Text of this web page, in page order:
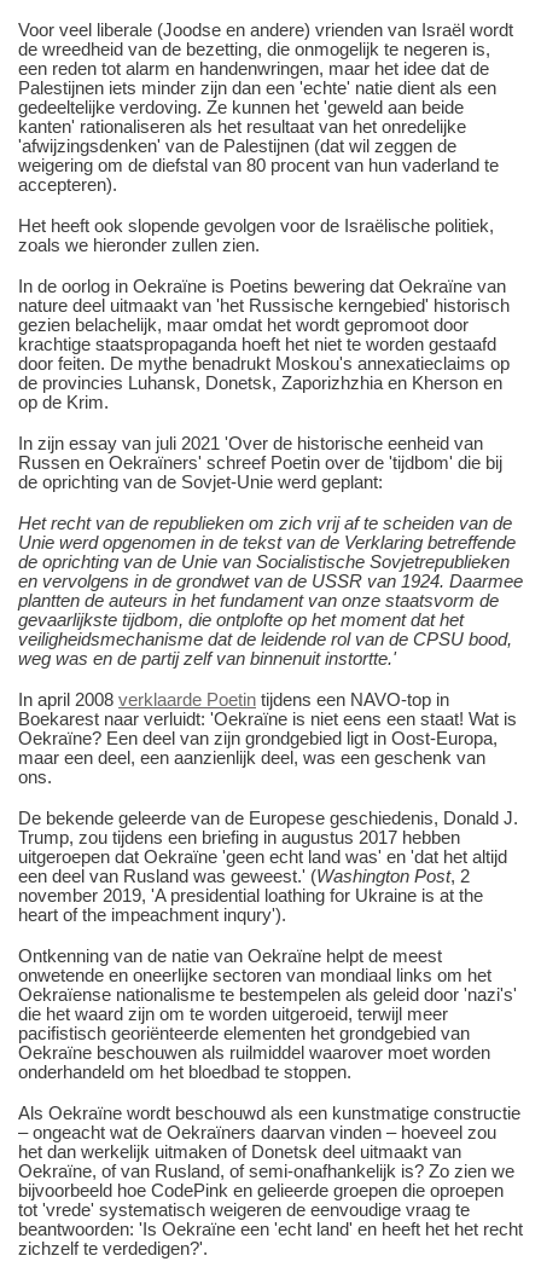
Voor veel liberale (Joodse en andere) vrienden van Israël wordt
de wreedheid van de bezetting, die onmogelijk te negeren is,
een reden tot alarm en handenwringen, maar het idee dat de
Palestijnen iets minder zijn dan een 'echte' natie dient als een
gedeeltelijke verdoving. Ze kunnen het 'geweld aan beide
kanten' rationaliseren als het resultaat van het onredelijke
'afwijzingsdenken' van de Palestijnen (dat wil zeggen de
weigering om de diefstal van 80 procent van hun vaderland te
accepteren).
Het heeft ook slopende gevolgen voor de Israëlische politiek,
zoals we hieronder zullen zien.
In de oorlog in Oekraïne is Poetins bewering dat Oekraïne van
nature deel uitmaakt van 'het Russische kerngebied' historisch
gezien belachelijk, maar omdat het wordt gepromoot door
krachtige staatspropaganda hoeft het niet te worden gestaafd
door feiten. De mythe benadrukt Moskou's annexatieclaims op
de provincies Luhansk, Donetsk, Zaporizhzhia en Kherson en
op de Krim.
In zijn essay van juli 2021 'Over de historische eenheid van
Russen en Oekraïners' schreef Poetin over de 'tijdbom' die bij
de oprichting van de Sovjet-Unie werd geplant:
Het recht van de republieken om zich vrij af te scheiden van de
Unie werd opgenomen in de tekst van de Verklaring betreffende
de oprichting van de Unie van Socialistische Sovjetrepublieken
en vervolgens in de grondwet van de USSR van 1924. Daarmee
plantten de auteurs in het fundament van onze staatsvorm de
gevaarlijkste tijdbom, die ontplofte op het moment dat het
veiligheidsmechanisme dat de leidende rol van de CPSU bood,
weg was en de partij zelf van binnenuit instortte.'
In april 2008 verklaarde Poetin tijdens een NAVO-top in
Boekarest naar verluidt: 'Oekraïne is niet eens een staat! Wat is
Oekraïne? Een deel van zijn grondgebied ligt in Oost-Europa,
maar een deel, een aanzienlijk deel, was een geschenk van
ons.
De bekende geleerde van de Europese geschiedenis, Donald J.
Trump, zou tijdens een briefing in augustus 2017 hebben
uitgeroepen dat Oekraïne 'geen echt land was' en 'dat het altijd
een deel van Rusland was geweest.' (Washington Post, 2
november 2019, 'A presidential loathing for Ukraine is at the
heart of the impeachment inqury').
Ontkenning van de natie van Oekraïne helpt de meest
onwetende en oneerlijke sectoren van mondiaal links om het
Oekraïense nationalisme te bestempelen als geleid door 'nazi's'
die het waard zijn om te worden uitgeroeid, terwijl meer
pacifistisch georiënteerde elementen het grondgebied van
Oekraïne beschouwen als ruilmiddel waarover moet worden
onderhandeld om het bloedbad te stoppen.
Als Oekraïne wordt beschouwd als een kunstmatige constructie
‒ ongeacht wat de Oekraïners daarvan vinden ‒ hoeveel zou
het dan werkelijk uitmaken of Donetsk deel uitmaakt van
Oekraïne, of van Rusland, of semi-onafhankelijk is? Zo zien we
bijvoorbeeld hoe CodePink en gelieerde groepen die oproepen
tot 'vrede' systematisch weigeren de eenvoudige vraag te
beantwoorden: 'Is Oekraïne een 'echt land' en heeft het het recht
zichzelf te verdedigen?'.